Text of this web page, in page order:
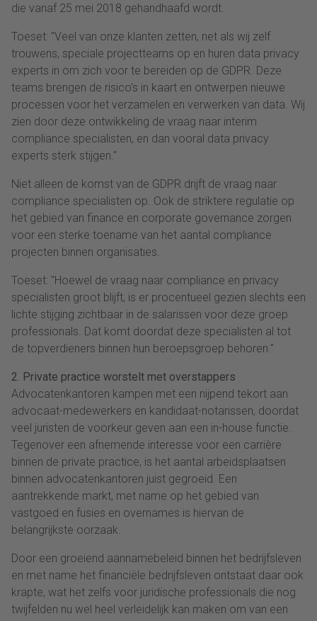
die vanaf 25 mei 2018 gehandhaafd wordt.
Toeset: "Veel van onze klanten zetten, net als wij zelf
trouwens, speciale projectteams op en huren data privacy
experts in om zich voor te bereiden op de GDPR. Deze
teams brengen de risico’s in kaart en ontwerpen nieuwe
processen voor het verzamelen en verwerken van data. Wij
zien door deze ontwikkeling de vraag naar interim
compliance specialisten, en dan vooral data privacy
experts sterk stijgen."
Niet alleen de komst van de GDPR drijft de vraag naar
compliance specialisten op. Ook de striktere regulatie op
het gebied van finance en corporate governance zorgen
voor een sterke toename van het aantal compliance
projecten binnen organisaties.
Toeset: "Hoewel de vraag naar compliance en privacy
specialisten groot blijft, is er procentueel gezien slechts een
lichte stijging zichtbaar in de salarissen voor deze groep
professionals. Dat komt doordat deze specialisten al tot
de topverdieners binnen hun beroepsgroep behoren."
2. Private practice worstelt met overstappers
Advocatenkantoren kampen met een nijpend tekort aan
advocaat-medewerkers en kandidaat-notarissen, doordat
veel juristen de voorkeur geven aan een in-house functie.
Tegenover een afnemende interesse voor een carrière
binnen de private practice, is het aantal arbeidsplaatsen
binnen advocatenkantoren juist gegroeid. Een
aantrekkende markt, met name op het gebied van
vastgoed en fusies en overnames is hiervan de
belangrijkste oorzaak.
Door een groeiend aannamebeleid binnen het bedrijfsleven
en met name het financiële bedrijfsleven ontstaat daar ook
krapte, wat het zelfs voor juridische professionals die nog
twijfelden nu wel heel verleidelijk kan maken om van een